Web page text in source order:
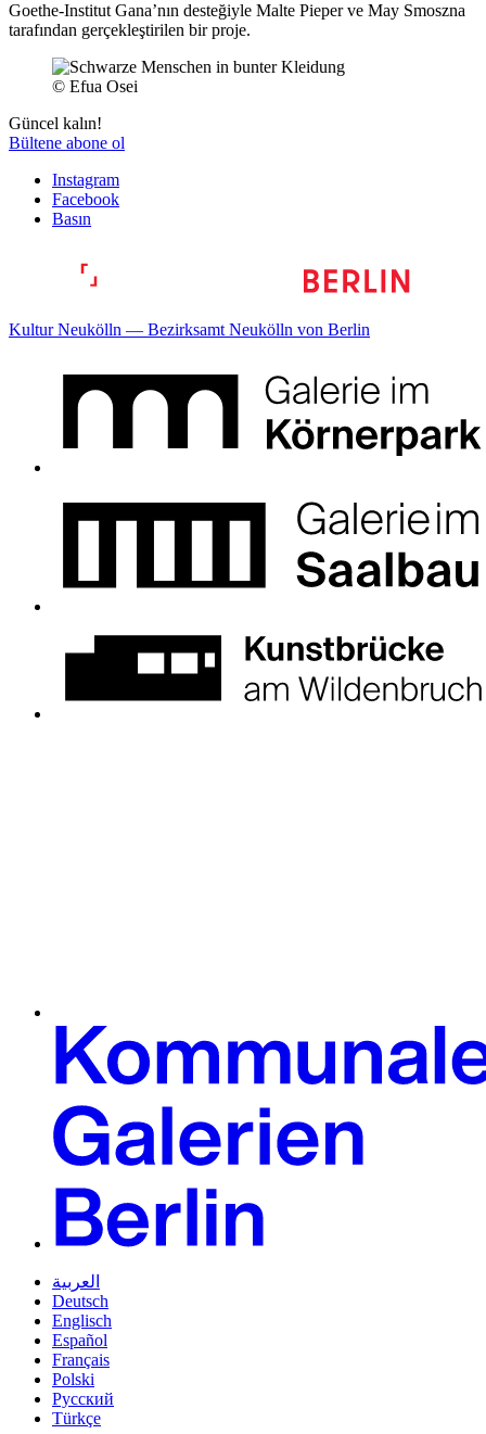
Goethe-Institut Gana’nın desteğiyle Malte Pieper ve May Smoszna
tarafından gerçekleştirilen bir proje.
© Efua Osei
Güncel kalın!
Bültene abone ol
Instagram
Facebook
Basın
Kultur Neukölln — Bezirksamt Neukölln von Berlin
العربية
Deutsch
Englisch
Español
Français
Polski
Русский
Türkçe